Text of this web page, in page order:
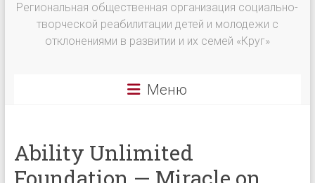
Региональная общественная организация социально-
творческой реабилитации детей и молодежи с
отклонениями в развитии и их семей «Круг»
Меню
Ability Unlimited